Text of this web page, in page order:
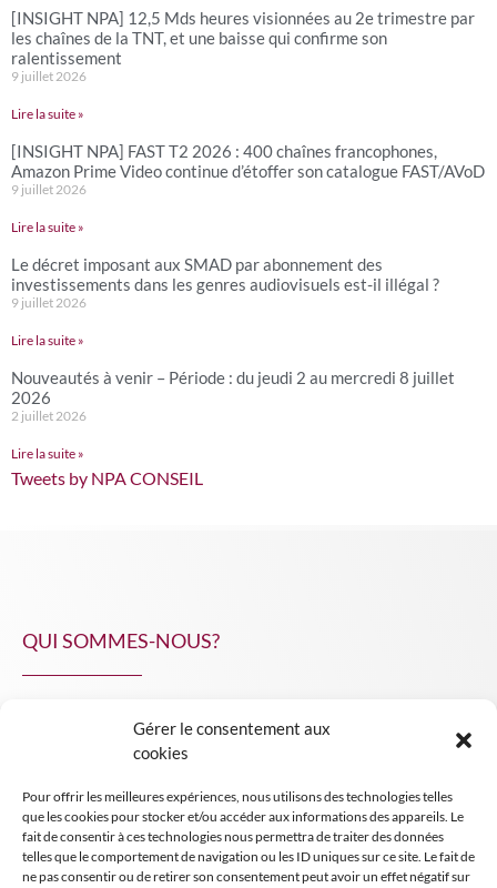
Gérer le consentement aux
cookies
Pour offrir les meilleures expériences, nous utilisons des technologies telles
que les cookies pour stocker et/ou accéder aux informations des appareils. Le
fait de consentir à ces technologies nous permettra de traiter des données
telles que le comportement de navigation ou les ID uniques sur ce site. Le fait de
ne pas consentir ou de retirer son consentement peut avoir un effet négatif sur
[INSIGHT NPA] 12,5 Mds heures visionnées au 2e trimestre par
les chaînes de la TNT, et une baisse qui confirme son
ralentissement
9 juillet 2026
Lire la suite »
[INSIGHT NPA] FAST T2 2026 : 400 chaînes francophones,
Amazon Prime Video continue d’étoffer son catalogue FAST/AVoD
9 juillet 2026
Lire la suite »
Le décret imposant aux SMAD par abonnement des
investissements dans les genres audiovisuels est-il illégal ?
9 juillet 2026
Lire la suite »
Nouveautés à venir – Période : du jeudi 2 au mercredi 8 juillet
2026
2 juillet 2026
Lire la suite »
Tweets by NPA CONSEIL
QUI SOMMES-NOUS?
INSIGHT NPA